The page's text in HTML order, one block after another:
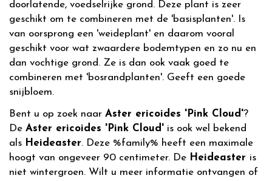
doorlatende, voedselrijke grond. Deze plant is zeer
geschikt om te combineren met de 'basisplanten'. Is
van oorsprong een 'weideplant' en daarom vooral
geschikt voor wat zwaardere bodemtypen en zo nu en
dan vochtige grond. Ze is dan ook vaak goed te
combineren met 'bosrandplanten'. Geeft een goede
snijbloem.
Bent u op zoek naar Aster ericoides 'Pink Cloud'?
De Aster ericoides 'Pink Cloud' is ook wel bekend
als Heideaster. Deze %family% heeft een maximale
hoogt van ongeveer 90 centimeter. De Heideaster is
niet wintergroen. Wilt u meer informatie ontvangen of